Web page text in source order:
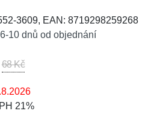
3609, EAN: 8719298259268
10 dnů od objednání
68 Kč
21%